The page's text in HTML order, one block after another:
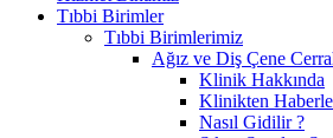
Tıbbi Birimler
Tıbbi Birimlerimiz
Ağız ve Diş Çene
Klinik Hakkında
Klinikten
Nasıl Gidilir ?